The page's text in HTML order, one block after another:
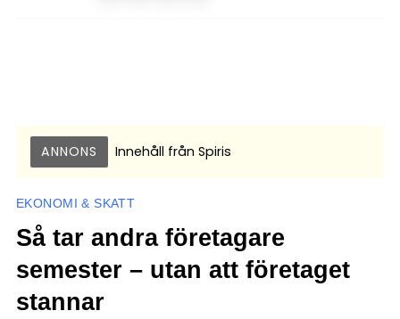
ANNONS Innehåll från Spiris
EKONOMI & SKATT
Så tar andra företagare
semester – utan att företaget
stannar